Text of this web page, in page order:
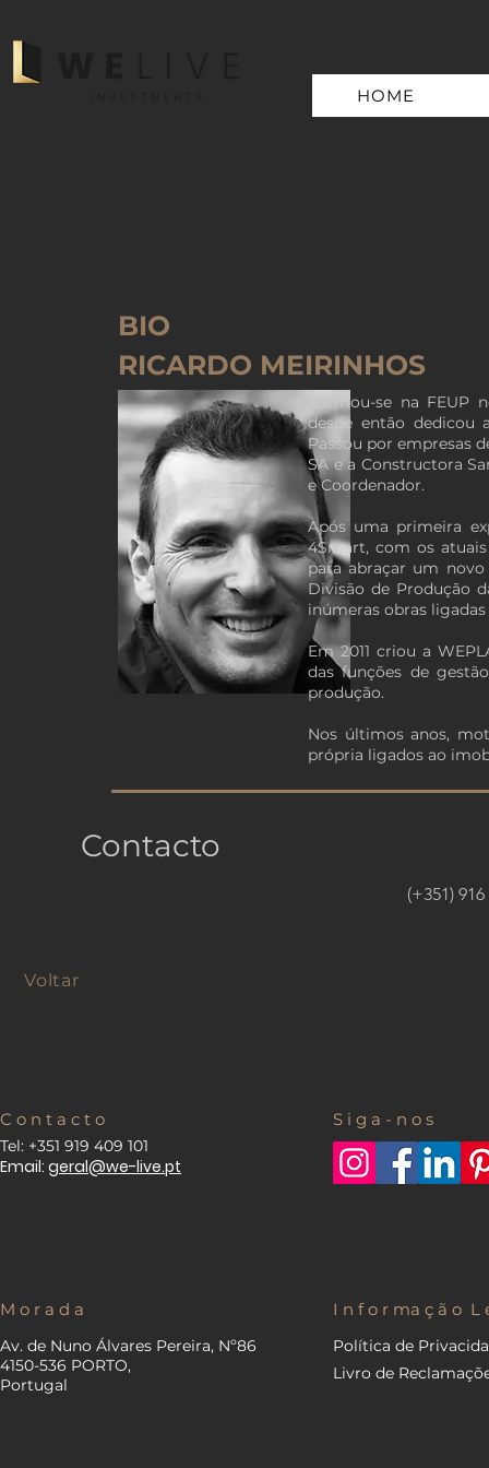
HOME
BIO
RICARDO MEIRINHOS
Formou-se na
desde então dedicou
Passou por empresas
SA e a Constructora
e Coordenador.
Após uma primeira
4Smart, com os
para abraçar um
Divisão de Produção
inúmeras obras
Em 2011 criou a
das funções de
produção.
Nos últimos anos,
própria ligados ao
​Contacto
(+351) 916
Voltar
C o n t a c t o
Tel: +351 919 409 101
Email: geral@we-live.pt
S i g a - n o s
M o r a d a
Av. de Nuno Álvares Pereira, Nº86
4150-536 PORTO,
Portugal
I n f o r ma ç ã o L
Política de
Livro de